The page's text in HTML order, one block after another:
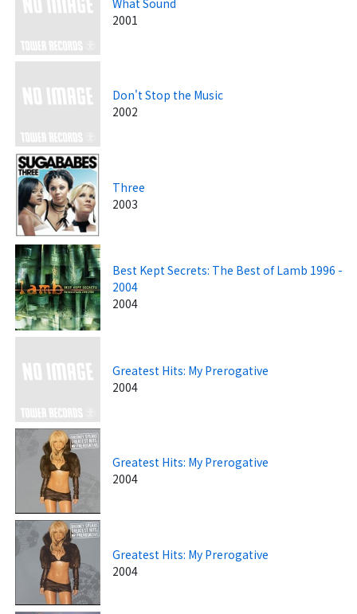
What Sound
2001
Don't Stop the Music
2002
Three
2003
Best Kept Secrets: The Best of Lamb 1996 -
2004
2004
Greatest Hits: My Prerogative
2004
Greatest Hits: My Prerogative
2004
Greatest Hits: My Prerogative
2004